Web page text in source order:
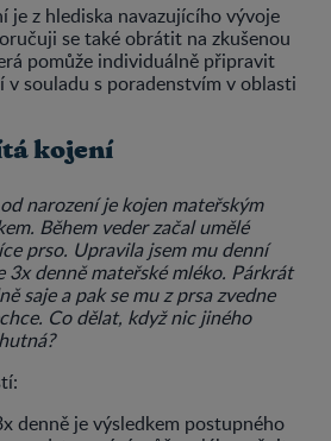
je z hlediska navazujícího vývoje
se také obrátit na zkušenou
pomůže individuálně připravit
v souladu s poradenstvím v oblasti
kojení
narození je kojen mateřským
Během veder začal umělé
prso. Upravila jsem mu denní
3x denně mateřské mléko. Párkrát
saje a pak se mu z prsa zvedne
Co dělat, když nic jiného
denně je výsledkem postupného